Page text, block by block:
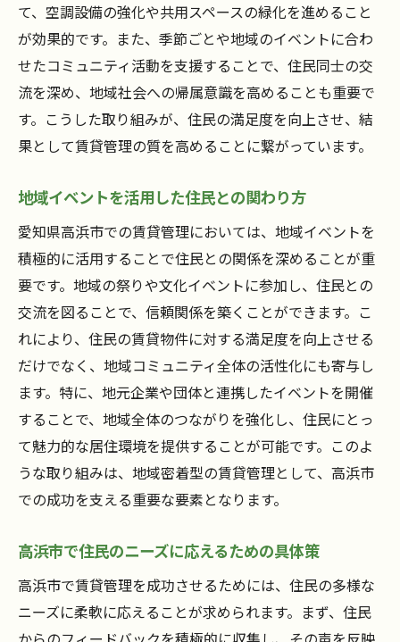
て、空調設備の強化や共用スペースの緑化を進めること
が効果的です。また、季節ごとや地域のイベントに合わ
せたコミュニティ活動を支援することで、住民同士の交
流を深め、地域社会への帰属意識を高めることも重要で
す。こうした取り組みが、住民の満足度を向上させ、結
果として賃貸管理の質を高めることに繋がっています。
地域イベントを活用した住民との関わり方
愛知県高浜市での賃貸管理においては、地域イベントを
積極的に活用することで住民との関係を深めることが重
要です。地域の祭りや文化イベントに参加し、住民との
交流を図ることで、信頼関係を築くことができます。こ
れにより、住民の賃貸物件に対する満足度を向上させる
だけでなく、地域コミュニティ全体の活性化にも寄与し
ます。特に、地元企業や団体と連携したイベントを開催
することで、地域全体のつながりを強化し、住民にとっ
て魅力的な居住環境を提供することが可能です。このよ
うな取り組みは、地域密着型の賃貸管理として、高浜市
での成功を支える重要な要素となります。
高浜市で住民のニーズに応えるための具体策
高浜市で賃貸管理を成功させるためには、住民の多様な
ニーズに柔軟に応えることが求められます。まず、住民